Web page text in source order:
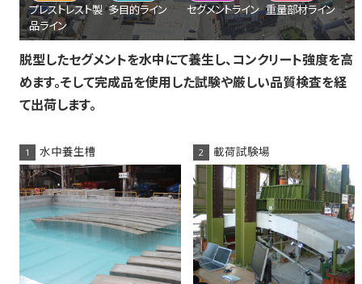
プレストレスト製
品ライン
多目的ライン
セグメントライン 重量部材ライン
脱型したセグメントを水中にて養生し、コンクリート強度を高
めます。そして完成品を使用した試験や厳しい品質検査を経
て出荷します。
1 水中養生槽 2 載荷試験場